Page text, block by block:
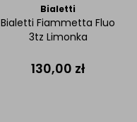
Bialetti
Bialetti Fiammetta Fluo
3tz Limonka
130,00 zł